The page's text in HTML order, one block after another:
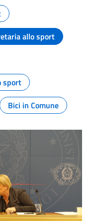
allo sport
sport
Bici in Comune